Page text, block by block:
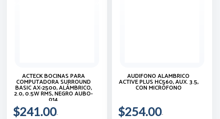
ACTECK BOCINAS PARA
COMPUTADORA SURROUND
BASIC AX-2500, ALÁMBRICO,
2.0, 0.5W RMS, NEGRO AUBO-
014
$241.00
AUDÍFONO ALÁMBRICO
ACTIVE PLUS HC560, AUX. 3.5,
CON MICRÓFONO
$254.00